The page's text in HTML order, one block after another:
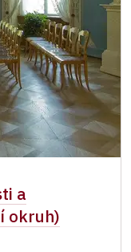
a
okruh)